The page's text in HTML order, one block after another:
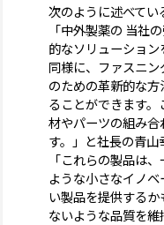
次のように述べてい
「中外製薬の 当社
的なソリューション
同様に、ファスニ
のための革新的な
ることができます
材やパーツの組み
す。」と社⾧の青山
「これらの製品は
ような小さなイノ
い製品を提供する
ないような品質を維